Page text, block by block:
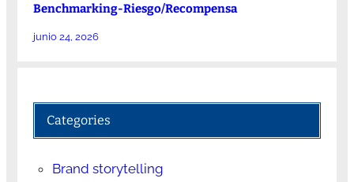
Benchmarking-Riesgo/Recompensa
junio 24, 2026
Categories
Brand storytelling